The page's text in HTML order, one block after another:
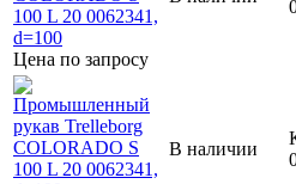
Цена по запросу
В наличии